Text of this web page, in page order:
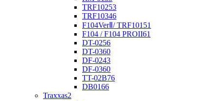
TRF10253
TRF10346
F104VerⅡ/ TRF101 51
F104 / F104 PROII61
DT-0256
DT-0360
DF-0243
DF-0360
TT-02B76
DB0166
Traxxas2